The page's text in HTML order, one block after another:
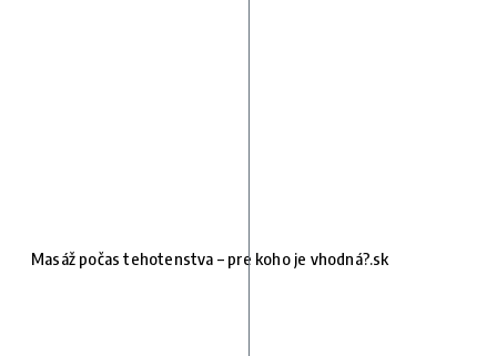
Masáž počas tehotenstva – pre koho je vhodná?.sk